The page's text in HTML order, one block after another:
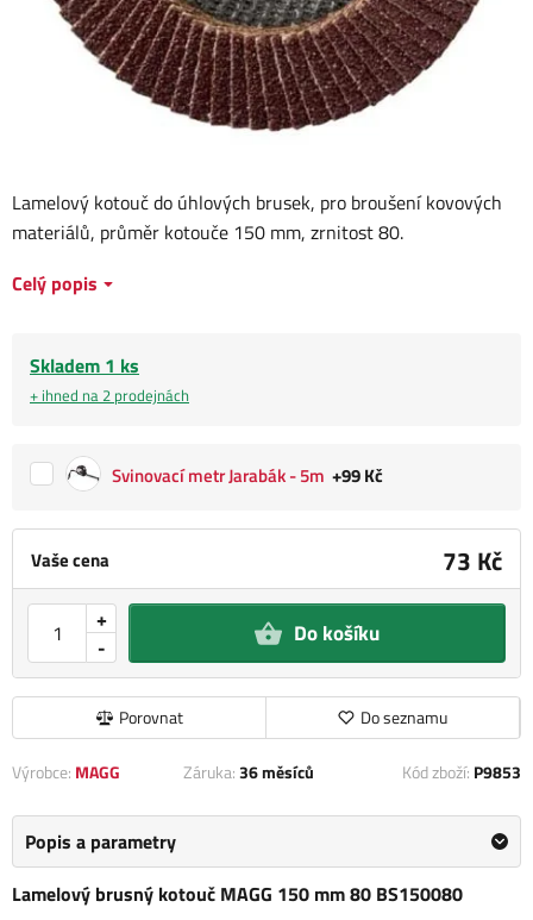
Vaše cena 73 Kč
-
+ Do košíku
Porovnat Do seznamu
Lamelový kotouč do úhlových brusek, pro broušení kovových
materiálů, průměr kotouče 150 mm, zrnitost 80.
Celý popis
Skladem 1 ks
+ ihned na 2 prodejnách
Svinovací metr Jarabák - 5m +99 Kč
Výrobce: MAGG Záruka:36 měsíců Kód zboží: P9853
Popis a parametry
Lamelový brusný kotouč MAGG 150 mm 80 BS150080